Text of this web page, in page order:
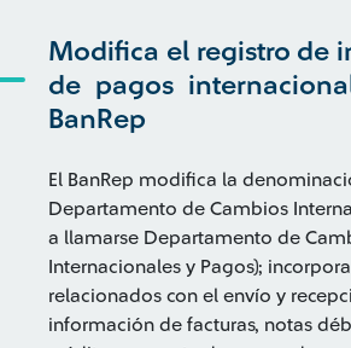
Modifica el registro de
de pagos
BanRep
El BanRep modifica la
Departamento de Cambios
a llamarse Departamento de
Internacionales y Pagos);
relacionados con el envío y
información de facturas, notas